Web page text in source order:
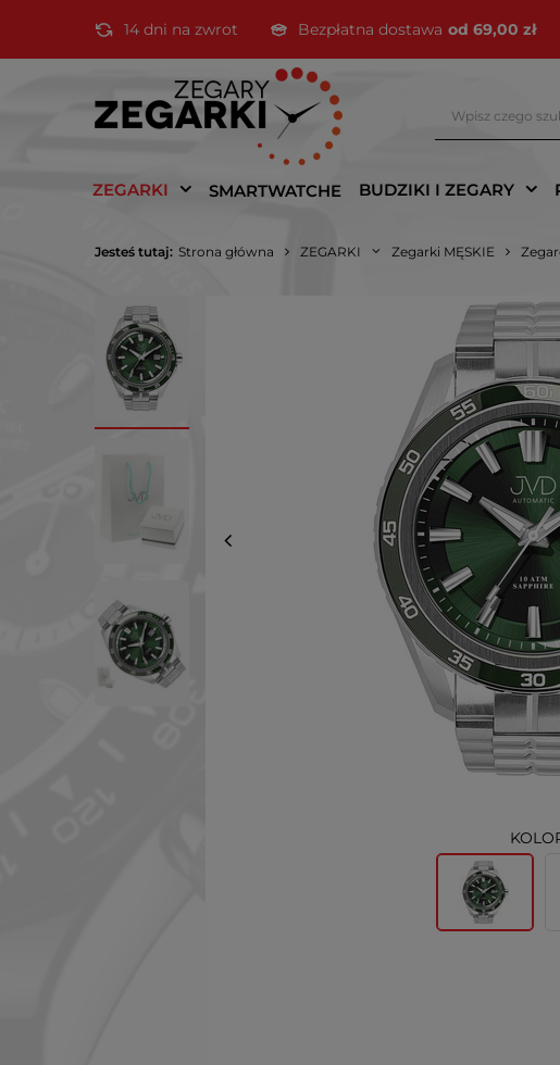
14 dni na zwrot Bezpłatna dostawa od 69,00 zł
ZEGARKI SMARTWATCHE BUDZIKI I ZEGARY
Jesteś tutaj: Strona główna ZEGARKI Zegarki MĘSKIE